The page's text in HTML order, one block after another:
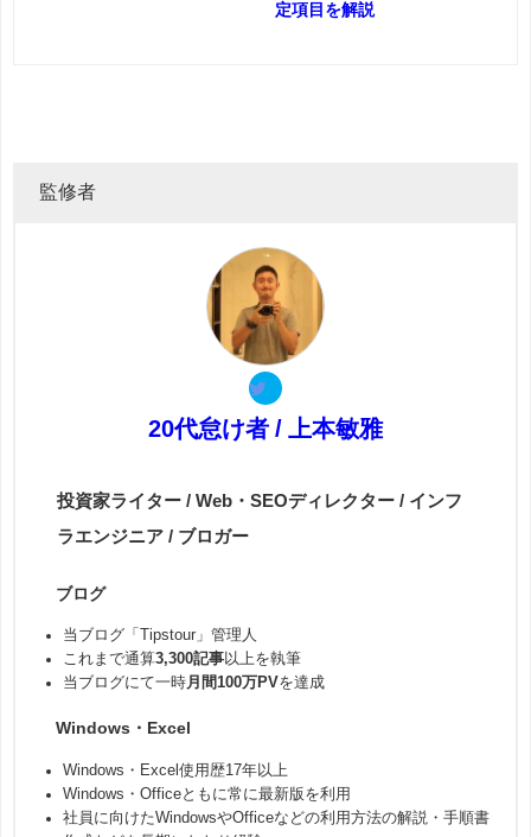
定項目を解説
監修者
20代怠け者 / 上本敏雅
投資家ライター / Web・SEOディレクター / インフ
ラエンジニア / ブロガー
ブログ
当ブログ「Tipstour」管理人
これまで通算3,300記事以上を執筆
当ブログにて一時月間100万PVを達成
Windows・Excel
Windows・Excel使用歴17年以上
Windows・Officeともに常に最新版を利用
社員に向けたWindowsやOfficeなどの利用方法の解説・手順書